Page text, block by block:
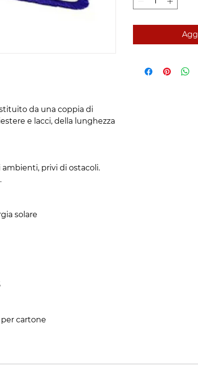
da una coppia di
e lacci, della lunghezza
privi di ostacoli.
solare
per cartone